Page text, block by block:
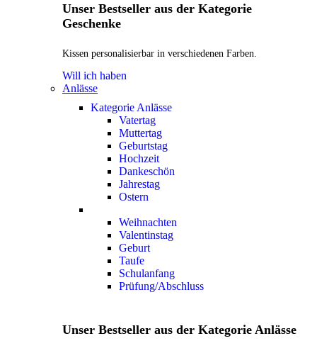
Unser Bestseller aus der Kategorie
Geschenke
Kissen personalisierbar in verschiedenen Farben.
Will ich haben
Anlässe
Kategorie Anlässe
Vatertag
Muttertag
Geburtstag
Hochzeit
Dankeschön
Jahrestag
Ostern
Weihnachten
Valentinstag
Geburt
Taufe
Schulanfang
Prüfung/Abschluss
Unser Bestseller aus der Kategorie Anlässe